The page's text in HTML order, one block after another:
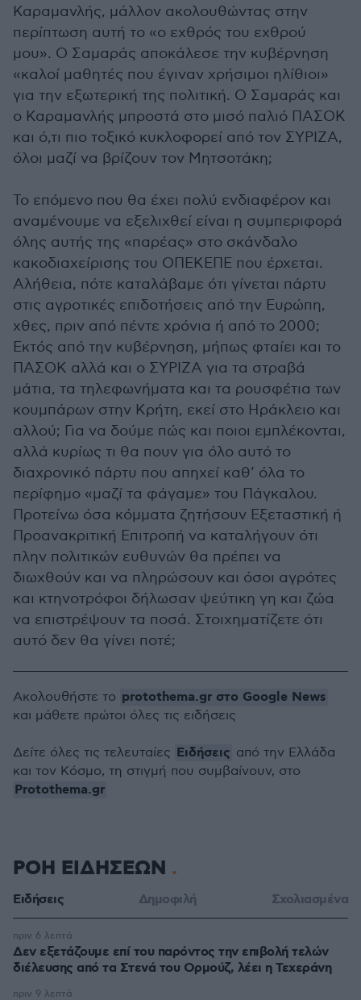
Καραμανλής, μάλλον ακολουθώντας στην
περίπτωση αυτή το «ο εχθρός του εχθρού
μου». Ο Σαμαράς αποκάλεσε την κυβέρνηση
«καλοί μαθητές που έγιναν χρήσιμοι ηλίθιοι»
για την εξωτερική της πολιτική. Ο Σαμαράς και
ο Καραμανλής μπροστά στο μισό παλιό ΠΑΣΟΚ
και ό,τι πιο τοξικό κυκλοφορεί από τον ΣΥΡΙΖΑ,
όλοι μαζί να βρίζουν τον Μητσοτάκη;
Το επόμενο που θα έχει πολύ ενδιαφέρον και
αναμένουμε να εξελιχθεί είναι η συμπεριφορά
όλης αυτής της «παρέας» στο σκάνδαλο
κακοδιαχείρισης του ΟΠΕΚΕΠΕ που έρχεται.
Αλήθεια, πότε καταλάβαμε ότι γίνεται πάρτυ
στις αγροτικές επιδοτήσεις από την Ευρώπη,
χθες, πριν από πέντε χρόνια ή από το 2000;
Εκτός από την κυβέρνηση, μήπως φταίει και το
ΠΑΣΟΚ αλλά και ο ΣΥΡΙΖΑ για τα στραβά
μάτια, τα τηλεφωνήματα και τα ρουσφέτια των
κουμπάρων στην Κρήτη, εκεί στο Ηράκλειο και
αλλού; Για να δούμε πώς και ποιοι εμπλέκονται,
αλλά κυρίως τι θα πουν για όλο αυτό το
διαχρονικό πάρτυ που απηχεί καθ’ όλα το
περίφημο «μαζί τα φάγαμε» του Πάγκαλου.
Προτείνω όσα κόμματα ζητήσουν Εξεταστική ή
Προανακριτική Επιτροπή να καταλήγουν ότι
πλην πολιτικών ευθυνών θα πρέπει να
διωχθούν και να πληρώσουν και όσοι αγρότες
και κτηνοτρόφοι δήλωσαν ψεύτικη γη και ζώα
να επιστρέψουν τα ποσά. Στοιχηματίζετε ότι
αυτό δεν θα γίνει ποτέ;
Ακολουθήστε το protothema.gr στο Google News
και μάθετε πρώτοι όλες τις ειδήσεις
Δείτε όλες τις τελευταίες Ειδήσεις από την Ελλάδα
και τον Κόσμο, τη στιγμή που συμβαίνουν, στο
Protothema.gr
ΡΟΗ ΕΙΔΗΣΕΩΝ
Ειδήσεις Δημοφιλή Σχολιασμένα
Δεν εξετάζουμε επί του παρόντος την επιβολή τελών
διέλευσης από τα Στενά του Ορμούζ, λέει η Τεχεράνη
πριν 6 λεπτά
πριν 9 λεπτά